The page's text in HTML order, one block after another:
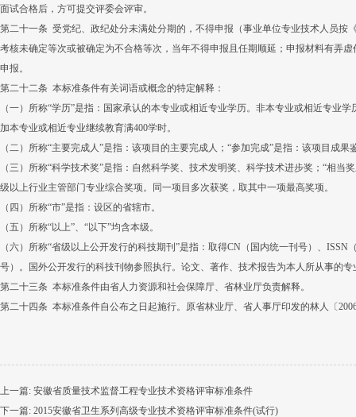
面试合格后，方可提交评委会评审。
第二十一条 受党纪、政纪处分未满处分期的，不得申报（事业单位专业技术人员按
考核未确定等次或被确定为不合格等次，当年不得申报且任期顺延；申报材料有弄
申报。
第二十二条 本标准条件有关词语或概念的特定解释：
（一）所称“学历”是指：国家承认的本专业或相近专业学历。非本专业或相近专业
加本专业或相近专业继续教育满400学时。
（二）所称“主要完成人”是指：该项目的主要完成人；“参加完成”是指：该项目成
（三）所称“科学技术奖”是指：自然科学奖、技术发明奖、科学技术进步奖；“相
级以上行业主管部门专业综合奖项。同一项目多次获奖，取其中一项最高奖项。
（四）所称“市”是指：设区的省辖市。
（五）所称“以上”、“以下”均含本级。
（六）所称“省级以上公开发行的科技期刊”是指：取得CN（国内统一刊号）、
号）。国外公开发行的科技刊物参照执行。论文、著作、技术报告为本人所从事的
第二十三条 本标准条件由省人力资源和社会保障厅、省林业厅负责解释。
第二十四条 本标准条件自公布之日起施行。原省林业厅、省人事厅印发的林人〔
上一篇: 安徽省质量技术监督工程专业技术资格评审标准条件
下一篇: 2015安徽省卫生系列高级专业技术资格评审标准条件(试行)